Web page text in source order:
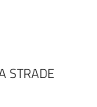
STRADE